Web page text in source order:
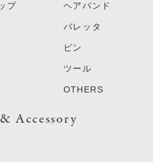
プ ヘアバンド
バレッタ
ピン
ツール
OTHERS
Accessory